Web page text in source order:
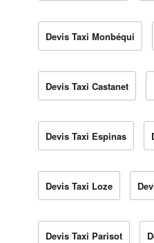
Devis Taxi Monbéqui
Devis Taxi Castanet
Devis Taxi Espinas
Devis Taxi Loze
Devis Taxi Parisot